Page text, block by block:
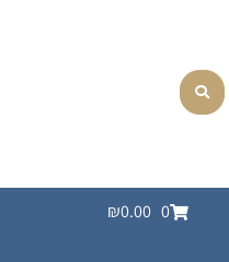
0
₪0.00